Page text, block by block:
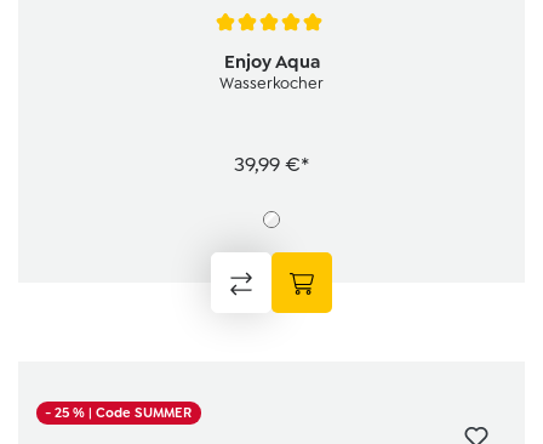
Durchschnittliche Bewertung von 5 von 5 Sternen
Enjoy Aqua
Wasserkocher
39,99 €*
- 25 %| Code SUMMER